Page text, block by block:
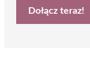
Dołącz teraz!